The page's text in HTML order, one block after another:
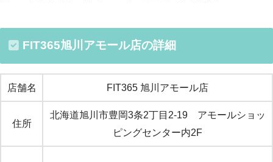
FIT365旭川アモール店の詳細
店舗名 FIT365 旭川アモール店
住所
北海道旭川市豊岡3条2丁目2-19 アモールショッ
ピングセンター内2F